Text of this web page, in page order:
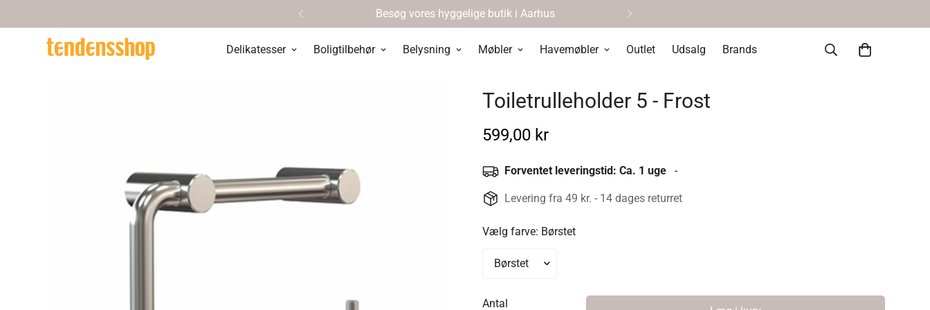
Besøg vores hyggelige butik i Aarhus
Delikatesser Boligtilbehør Belysning Møbler Havemøbler Outlet Udsalg Brands
Toiletrulleholder 5 - Frost
Normal
599,00 kr
Forventet leveringstid: Ca. 1 uge -
Levering fra 49 kr. - 14 dages returret
Vælg farve: Børstet
Antal